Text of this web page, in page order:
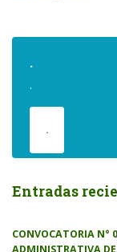
.
.
.
Entradas
CONVOCATORIA N°
ADMINISTRATIVA DE